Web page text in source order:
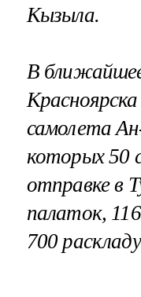
Кызыла.
В
самолета
которых 50
отправке в
палаток,
700